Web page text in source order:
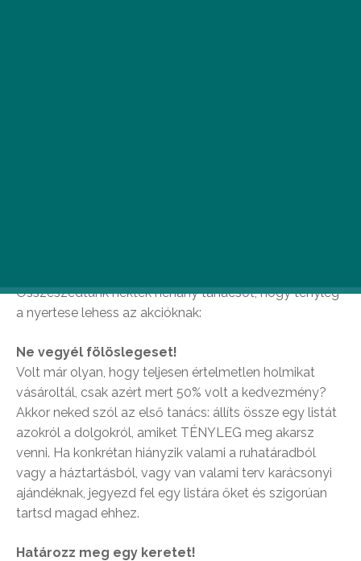
Összeszedtünk nektek néhány tanácsot, hogy tényleg
a nyertese lehess az akcióknak:
Ne vegyél fölöslegeset!
Volt már olyan, hogy teljesen értelmetlen holmikat
vásároltál, csak azért mert 50% volt a kedvezmény?
Akkor neked szól az első tanács: állíts össze egy listát
azokról a dolgokról, amiket TÉNYLEG meg akarsz
venni. Ha konkrétan hiányzik valami a ruhatáradból
vagy a háztartásból, vagy van valami terv karácsonyi
ajándéknak, jegyezd fel egy listára őket és szigorúan
tartsd magad ehhez.
Határozz meg egy keretet!